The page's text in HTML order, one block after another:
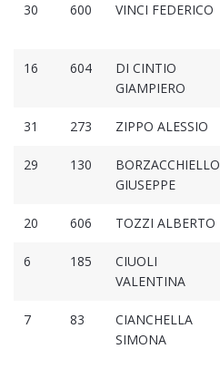
30 600 VINCI FEDERICO
16 604
DI CINTIO
GIAMPIERO
31 273 ZIPPO ALESSIO
29 130
BORZACCHIELLO
GIUSEPPE
20 606 TOZZI ALBERTO
6 185
CIUOLI
VALENTINA
7 83
CIANCHELLA
SIMONA